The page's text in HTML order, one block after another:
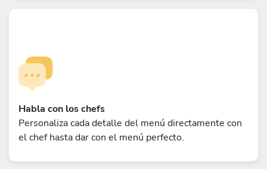
Habla con los chefs
Personaliza cada detalle del menú directamente con
el chef hasta dar con el menú perfecto.